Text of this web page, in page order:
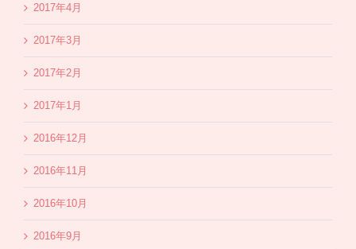
2017年4月
2017年3月
2017年2月
2017年1月
2016年12月
2016年11月
2016年10月
2016年9月